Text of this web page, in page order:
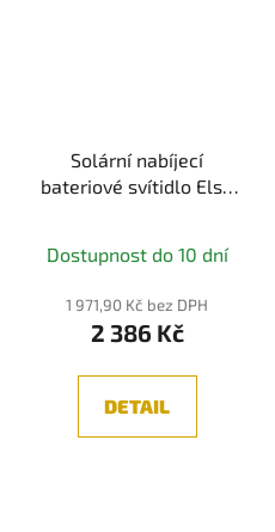
Solární nabíjecí
bateriové svítidlo Else
Dostupnost do 10 dní
1 971,90 Kč bez DPH
2 386 Kč
DETAIL